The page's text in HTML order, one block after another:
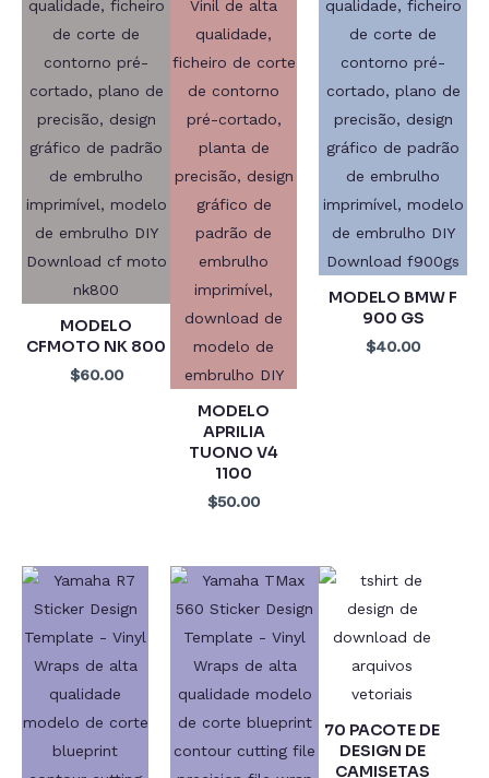
MODELO
CFMOTO NK 800
$60.00
MODELO
APRILIA
TUONO V4
1100
$50.00
MODELO BMW F
900 GS
$40.00
70 PACOTE DE
DESIGN DE
CAMISETAS